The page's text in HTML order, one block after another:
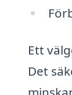
Ett
Det